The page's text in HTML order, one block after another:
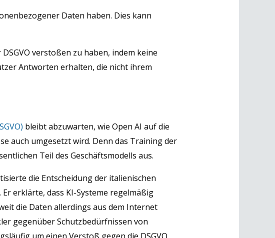
Daten haben. Dies kann
DSGVO verstoßen zu haben, indem keine
Antworten erhalten, die nicht ihrem
bleibt abzuwarten, wie Open AI auf die
auch umgesetzt wird. Denn das Training der
Teil des Geschäftsmodells aus.
die Entscheidung der italienischen
erklärte, dass KI-Systeme regelmäßig
die Daten allerdings aus dem Internet
gegenüber Schutzbedürfnissen von